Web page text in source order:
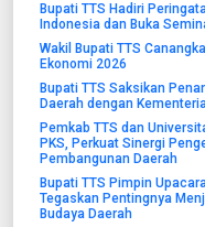
Bupati TTS Hadiri
Indonesia dan Buka
Wakil Bupati TTS
Ekonomi 2026
Bupati TTS Saksikan
Daerah dengan
Pemkab TTS dan
PKS, Perkuat Sinergi
Pembangunan Daerah
Bupati TTS Pimpin
Tegaskan Pentingnya
Budaya Daerah